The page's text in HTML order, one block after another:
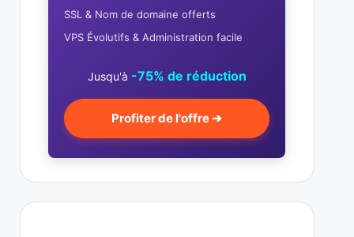
SSL & Nom de domaine offerts
VPS Évolutifs & Administration facile
Jusqu'à -75% de réduction
Profiter de l'offre ➔